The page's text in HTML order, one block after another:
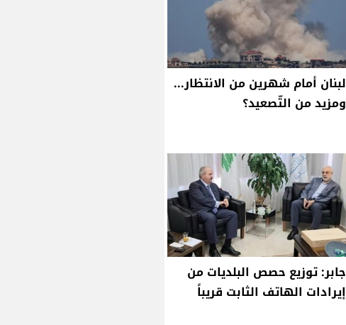
لبنان أمام شهرين من الانتظار...
ومزيد من التّصعيد؟
جابر: توزيع حصص البلديات من
إيرادات الهاتف الثابت قريباً